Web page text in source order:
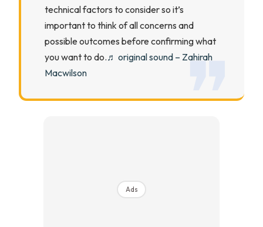
Impiana TV
Casa Impiana
Impiana MakeOver
Lahar Dekor
Sembang Dekor
technical factors to consider so it’s
important to think of all concerns and
possible outcomes before confirming what
you want to do.♬ original sound – Zahirah
Macwilson
Ads